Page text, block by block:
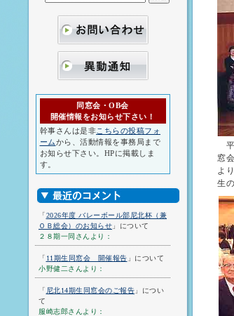
平
窓
よ
生
同窓会・OB会
開催情報をお知らせ下さい！
幹事さんは是非こちらの投稿フォ
ームから、活動情報を事務局まで
お知らせ下さい。HPに掲載しま
す。
「2026年度 バレーボール部尼北杯（兼
ＯＢ総会）のお知らせ 」について
２８期一同さんより：
「 11期生同窓会 開催報告 」について
小野健二さんより：
「 尼北14期生同窓会のご報告 」につい
て
服崎志郎さんより：